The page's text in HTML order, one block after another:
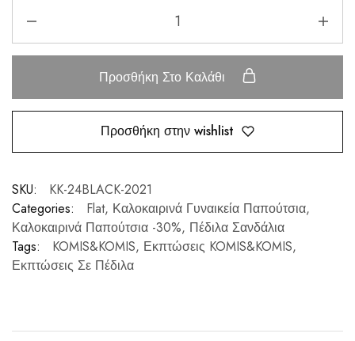
Προσθήκη Στο Καλάθι
Προσθήκη στην wishlist
SKU:
KK-24BLACK-2021
Categories:
Flat, Καλοκαιρινά Γυναικεία Παπούτσια,
Καλοκαιρινά Παπούτσια -30%, Πέδιλα Σανδάλια
Tags:
KOMIS&KOMIS, Εκπτώσεις KOMIS&KOMIS,
Εκπτώσεις Σε Πέδιλα